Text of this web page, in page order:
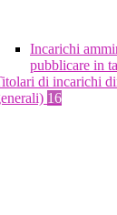
Incarichi
pubblicare in
di incarichi
16